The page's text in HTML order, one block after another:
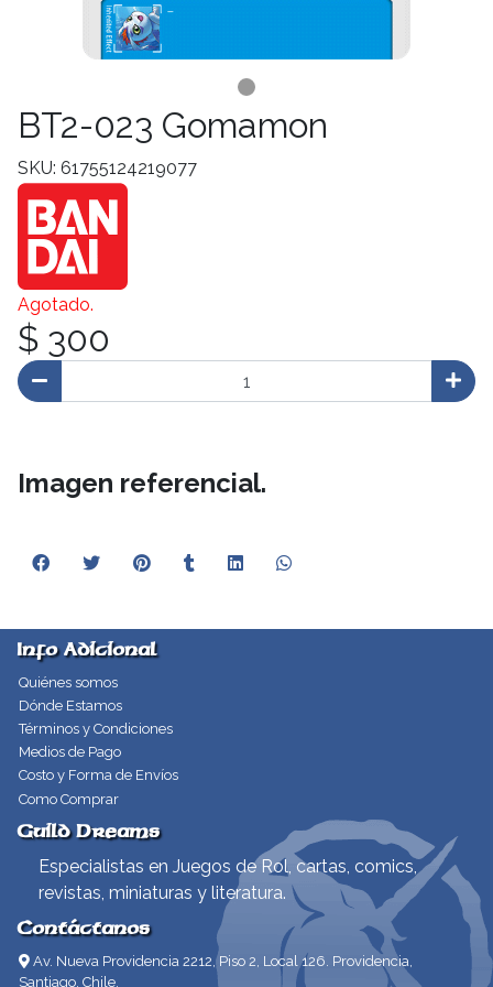
BT2-023 Gomamon
SKU: 61755124219077
Agotado.
$ 300
Imagen referencial.
Info Adicional
Quiénes somos
Dónde Estamos
Términos y Condiciones
Medios de Pago
Costo y Forma de Envíos
Como Comprar
Guild Dreams
Especialistas en Juegos de Rol, cartas, comics,
revistas, miniaturas y literatura.
Contáctanos
Av. Nueva Providencia 2212, Piso 2, Local 126. Providencia,
Santiago, Chile.